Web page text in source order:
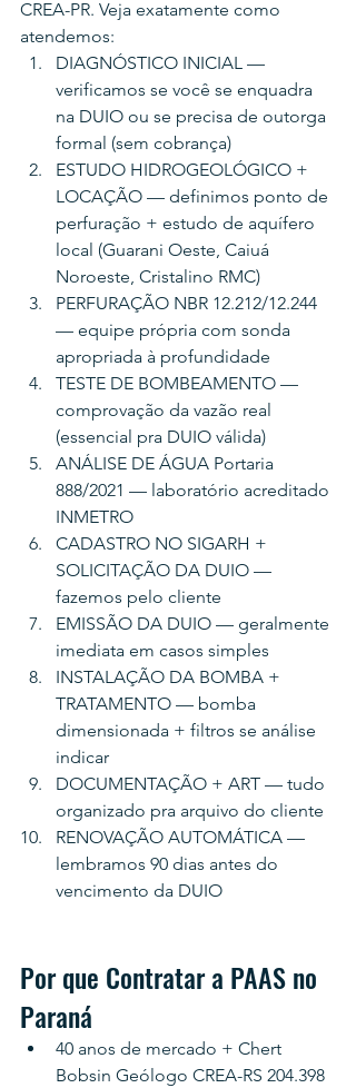
CREA-PR. Veja exatamente como
atendemos:
DIAGNÓSTICO INICIAL —
verificamos se você se enquadra
na DUIO ou se precisa de outorga
formal (sem cobrança)
ESTUDO HIDROGEOLÓGICO +
LOCAÇÃO — definimos ponto de
perfuração + estudo de aquífero
local (Guarani Oeste, Caiuá
Noroeste, Cristalino RMC)
PERFURAÇÃO NBR 12.212/12.244
— equipe própria com sonda
apropriada à profundidade
TESTE DE BOMBEAMENTO —
comprovação da vazão real
(essencial pra DUIO válida)
ANÁLISE DE ÁGUA Portaria
888/2021 — laboratório acreditado
INMETRO
CADASTRO NO SIGARH +
SOLICITAÇÃO DA DUIO —
fazemos pelo cliente
EMISSÃO DA DUIO — geralmente
imediata em casos simples
INSTALAÇÃO DA BOMBA +
TRATAMENTO — bomba
dimensionada + filtros se análise
indicar
DOCUMENTAÇÃO + ART — tudo
organizado pra arquivo do cliente
RENOVAÇÃO AUTOMÁTICA —
lembramos 90 dias antes do
vencimento da DUIO
Por que Contratar a PAAS no
Paraná
40 anos de mercado + Chert
Bobsin Geólogo CREA-RS 204.398